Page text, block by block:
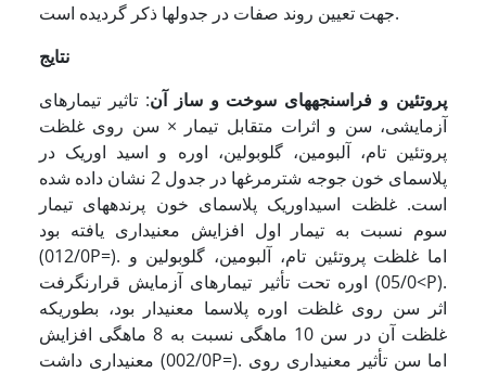
جهت تعیین روند صفات در جدولها ذکر گردیده است.
نتایج
پروتئین و فراسنجه­های سوخت و ساز آن: تاثیر تیمارهای
آزمایشی، سن و اثرات متقابل تیمار × سن روی غلظت
پروتئین تام، آلبومین، گلوبولین، اوره و اسید اوریک در
پلاسمای خون جوجه شترمرغها در جدول 2 نشان داده شده
است. غلظت اسیداوریک پلاسمای خون پرنده­های تیمار
سوم نسبت به تیمار اول افزایش معنی­داری یافته بود
(012/0P=). اما غلظت پروتئین تام، آلبومین، گلوبولین و
اوره تحت تأثیر تیمارهای آزمایش قرارنگرفت (05/0<P).
اثر سن روی غلظت اوره پلاسما معنی­دار بود، بطوریکه
غلظت آن در سن 10 ماهگی نسبت به 8 ماهگی افزایش
معنی­داری داشت (002/0P=). اما سن تأثیر معنی­داری روی